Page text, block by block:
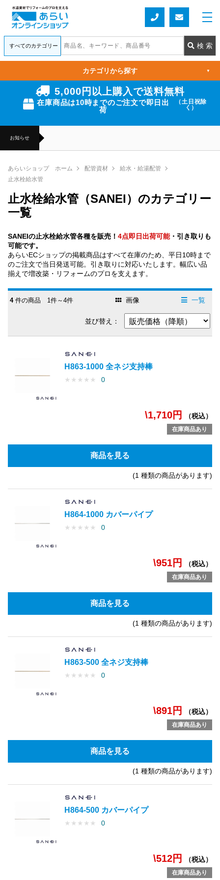
5,000円以上購入で送料無料
在庫商品は10時までのご注文で即日出
荷
（土日祝除
く）
お知らせ
カテゴリから探す ▼
あらいショップ ホーム 配管資材
給水・給湯配管
止水栓給水管
止水栓給水管（SANEI）のカテゴリー
一覧
SANEIの止水栓給水管各種を販売！ 4点即日出荷可能・引き取りも
可能です。
あらいECショップの掲載商品はすべて在庫のため、平日10時まで
のご注文で当日発送可能。引き取りに対応いたします。幅広い品
揃えで増改築・リフォームのプロを支えます。
4件の商品 1件～4件 画像 一覧
並び替え：
H863-1000 全ネジ支持棒
★ ★ ★ ★ ★ 0
\1,710円 （税込）
在庫商品あり
商品を見る
(1 種類の商品があります)
H864-1000 カバーパイプ
★ ★ ★ ★ ★ 0
\951円 （税込）
在庫商品あり
商品を見る
(1 種類の商品があります)
H863-500 全ネジ支持棒
★ ★ ★ ★ ★ 0
\891円 （税込）
在庫商品あり
商品を見る
(1 種類の商品があります)
H864-500 カバーパイプ
★ ★ ★ ★ ★ 0
\512円 （税込）
在庫商品あり